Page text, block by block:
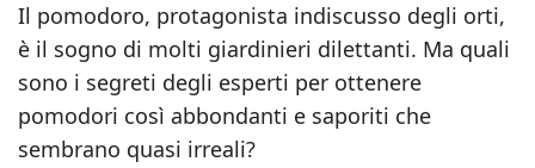
Il pomodoro, protagonista indiscusso degli orti,
è il sogno di molti giardinieri dilettanti. Ma quali
sono i segreti degli esperti per ottenere
pomodori così abbondanti e saporiti che
sembrano quasi irreali?